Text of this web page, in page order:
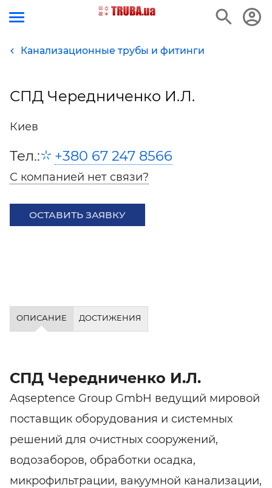
Канализационные трубы и фитинги
СПД Чередниченко И.Л.
Киев
Тел.: +380 67 247 8566
С компанией нет связи?
ОСТАВИТЬ ЗАЯВКУ
ОПИСАНИЕ ДОСТИЖЕНИЯ
СПД Чередниченко И.Л.
Aqseptence Group GmbH ведущий мировой
поставщик оборудования и системных
решений для очистных сооружений,
водозаборов, обработки осадка,
микрофильтрации, вакуумной канализации,